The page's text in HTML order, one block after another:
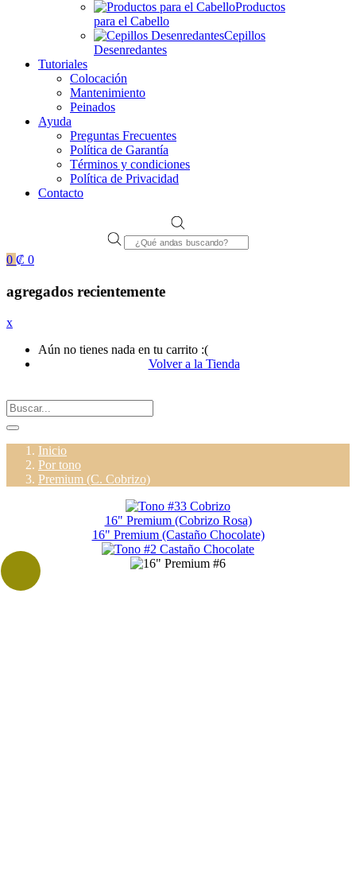
Productos
para el Cabello
Cepillos
Desenredantes
Tutoriales
Colocación
Mantenimiento
Peinados
Ayuda
Preguntas Frecuentes
Política de Garantía
Términos y condiciones
Política de Privacidad
Contacto
Products
search
0 ₡ 0
agregados recientemente
x
Aún no tienes nada en tu carrito :(
Volver a la Tienda
Inicio
Por tono
Premium (C. Cobrizo)
16" Premium (Cobrizo Rosa)
16" Premium (Castaño Chocolate)